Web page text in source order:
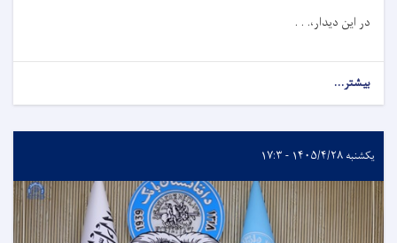
در این دیدار،. . .
بیشتر...
یکشنبه ۱۴۰۵/۴/۲۸ - ۱۷:۳